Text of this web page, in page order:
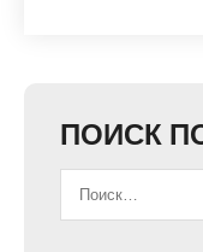
ПОИСК